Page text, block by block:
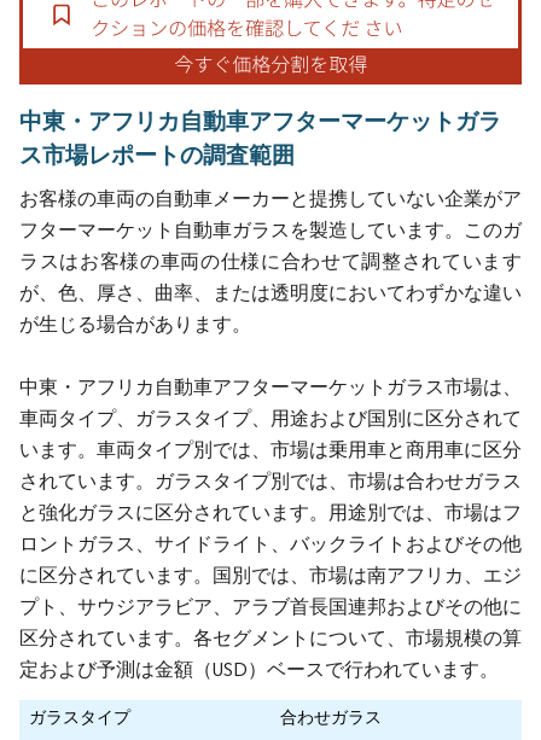
中東・アフリカ自動車アフターマーケットガラ
ス市場レポートの調査範囲
お客様の車両の自動車メーカーと提携していない企業がア
フターマーケット自動車ガラスを製造しています。このガ
ラスはお客様の車両の仕様に合わせて調整されています
が、色、厚さ、曲率、または透明度においてわずかな違い
が生じる場合があります。
中東・アフリカ自動車アフターマーケットガラス市場は、
車両タイプ、ガラスタイプ、用途および国別に区分されて
います。車両タイプ別では、市場は乗用車と商用車に区分
されています。ガラスタイプ別では、市場は合わせガラス
と強化ガラスに区分されています。用途別では、市場はフ
ロントガラス、サイドライト、バックライトおよびその他
に区分されています。国別では、市場は南アフリカ、エジ
プト、サウジアラビア、アラブ首長国連邦およびその他に
区分されています。各セグメントについて、市場規模の算
定および予測は金額（USD）ベースで行われています。
ガラスタイプ
合わせガラス